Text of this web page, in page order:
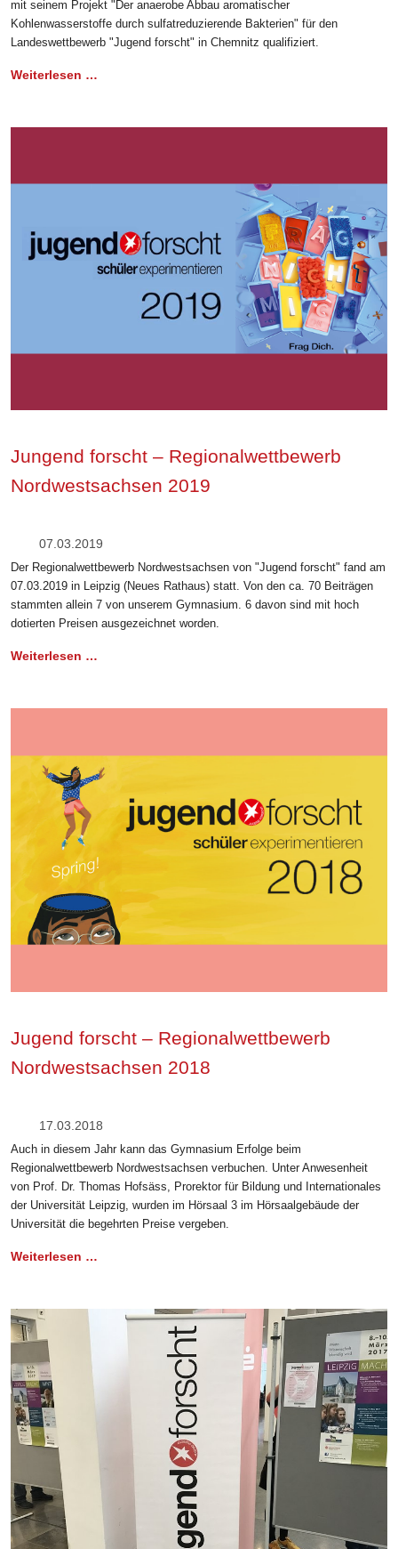
mit seinem Projekt "Der anaerobe Abbau aromatischer
Kohlenwasserstoffe durch sulfatreduzierende Bakterien" für den
Landeswettbewerb "Jugend forscht" in Chemnitz qualifiziert.
Weiterlesen …
Jungend forscht – Regionalwettbewerb
Nordwestsachsen 2019
07.03.2019
Der Regionalwettbewerb Nordwestsachsen von "Jugend forscht" fand am
07.03.2019 in Leipzig (Neues Rathaus) statt. Von den ca. 70 Beiträgen
stammten allein 7 von unserem Gymnasium. 6 davon sind mit hoch
dotierten Preisen ausgezeichnet worden.
Weiterlesen …
Jugend forscht – Regionalwettbewerb
Nordwestsachsen 2018
17.03.2018
Auch in diesem Jahr kann das Gymnasium Erfolge beim
Regionalwettbewerb Nordwestsachsen verbuchen. Unter Anwesenheit
von Prof. Dr. Thomas Hofsäss, Prorektor für Bildung und Internationales
der Universität Leipzig, wurden im Hörsaal 3 im Hörsaalgebäude der
Universität die begehrten Preise vergeben.
Weiterlesen …